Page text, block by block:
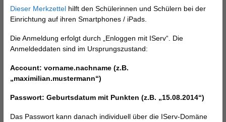
Dieser Merkzettelhilft den Schülerinnen und Schülern bei der
Einrichtung auf ihren Smartphones / iPads.
Die Anmeldung erfolgt durch „Enloggen mit IServ“. Die
Anmeldeddaten sind im Ursprungszustand:
Account: vorname.nachname (z.B.
„maximilian.mustermann“)
Passwort: Geburtsdatum mit Punkten (z.B. „15.08.2014“)
Das Passwort kann danach individuell über die IServ-Domäne